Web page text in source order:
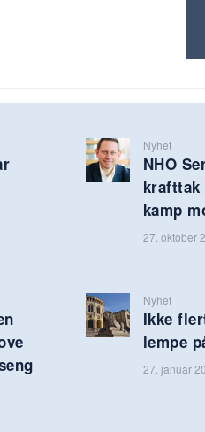
Nyhet
NHO
kamp
27. oktober
Nyhet
Ikke
lempe
27. januar